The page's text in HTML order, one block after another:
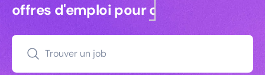
offres d'emploi pourcommerciaux
Trouver un job